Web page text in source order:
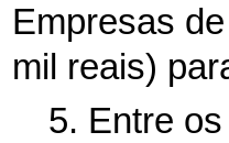
Empresas
mil reais)
5. Entre